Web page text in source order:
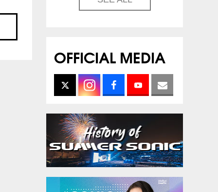
OFFICIAL MEDIA